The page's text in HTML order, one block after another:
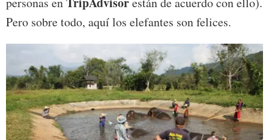
Pero sobre todo, aquí los elefantes son felices.